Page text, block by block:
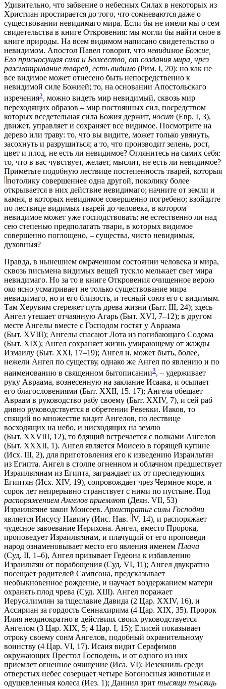
Удивительно, что забвение о небесных Силах в некоторых из
Христиан простирается до того, что сомневаются даже о
существовании невидимаго мира. Если бы не имели мы о сем
свидетельства в книге Откровения: мы могли бы найти оное в
книге природы. На всем видимом написано свидетельство о
невидимом. Апостол Павел говорит, что невидимое Божие,
Его присносущая сила и Божество, от создания мира, чрез
разсматривание тварей, есть видимо (Рим. I, 20): но как не
все видимое может отнесено быть непосредственно к
невидимой силе Божией; то, на основании Апостольскаго
изречения2, можно видеть мир невидимый, сквозь мир
переходящих образов – мир постоянных сил, посредством
которых вседетельная сила Божия держит, носит (Евр. I, 3),
движет, управляет и сохраняет все видимое. Посмотрите на
дерево или траву: то, что вы видите, может только увянуть,
засохнуть и разрушиться; а то, что производит зелень, рост,
цвет и плод, не есть ли невидимое? Оглянитесь на самих себя:
то, что в вас чувствует, желает, мыслит, не есть ли невидимое?
Приметьте подобную лествице постепенность тварей, которыя
потолику совершеннее одна другой, поколику более
открывается в них действие невидимаго; начните от земли и
камня, в которых невидимое совершенно погребено; взойдите
по лествице видимых тварей до человека, в котором
невидимое может уже господствовать: не естественно ли над
сею степенью предполагать твари, в которых видимое
совершенно поглощено, – существа, чисто невидимыя,
духовныя?
Правда, в нынешнем омраченном состоянии человека и мира,
сквозь письмена видимых вещей тускло мелькает свет мира
невидимаго. Но за то в книге Откровения очищенное верою
око ясно усматривает не только существование мира
невидимаго, но и его близость, и тесный союз его с видимым.
Там Херувим стережет путь древа жизни (Быт. III, 24); здесь
Ангел утешает отчаянную Агарь (Быт. XVI, 7–12); в другом
месте Ангелы вместе с Господом гостят у Авраама
(Быт. XVIII); Ангелы спасают Лота из погибающаго Содома
(Быт. XIX); Ангел сохраняет жизнь умирающему от жажды
Измаилу (Быт. XXI, 17–19); Ангел и, может быть, более,
нежели Ангел по существу, однако же Ангел по явлению и по
наименованию в священном бытописании3, – удерживает
руку Авраама, вознесенную на заклание Исаака, и осыпает
его благословениями (Быт. XXII, 15. 17); Ангела обещает
Авраам в руководство рабу своему (Быт. XXIV, 7), и сей раб
дивно руководствуется в обретении Ревекки. Иаков, то
спящий во множестве видит Ангелов, по лествице
восходящих на небо, и нисходящих на землю
(Быт. XXVIII, 12), то бдящий встречается с полками Ангелов
(Быт. XXXII, 1). Ангел является Моисею в горящей купине
(Исх. III, 2), для приготовления его к изведению Израильтян
из Египта. Ангел в столпе огненном и облачном предшествует
Израильтянам из Египта, заграждает их от преследующих
Египтян (Исх. XIV, 19), сопровождает чрез Чермное море, и
сорок лет непрерывно странствует с ними по пустыне. Под
распоряжением Ангелов приемлют (Деян. VII, 53)
Израильтяне закон Моисеев. Архистратиг силы Господни
является Иисусу Навину (Иис. Нав. V, 14), и распоряжает
чудесное завоевание Иерихона. Ангел, вместо Пророка,
проповедует Израильтянам, и плачущий от его проповеди
народ ознаменовывает место его явления именем Плача
(Суд. II, 1–6), Ангел призывает Гедеона к избавлению
Израильтян от порабощения (Суд. VI, 11); Ангел двукратно
посещает родителей Сампсона, предсказывает
необыкновенное рождение, и научает воздержанием матери
охранять плод чрева (Суд. XIII). Ангел поражает
Иерусалимлян за тщеславие Давида (2 Цар. XXIV, 16), и
Ассириан за гордость Сеннахирима (4 Цар. XIX, 35). Пророк
Илия неоднократно в действиях своих руководствуется
Ангелом (3 Цар. XIX, 5; 4 Цар. I, 15); Елисей показывает
отроку своему сонм Ангелов, подобный охранительному
воинству (4 Цар. VI, 17). Исаия видит Серафимов
окружающих Престол Господень, и от одного из них
приемлет огненное очищение (Иса. VI); Иезекииль среди
отверстых небес созерцает четыре Богоносныя животныя и
одушевленныя колеса (Иез. 1); Даниил зрит тысящи тысящь